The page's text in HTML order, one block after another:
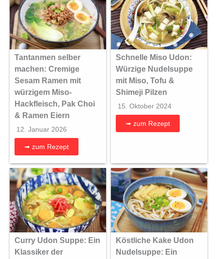
Tantanmen selber
machen: Cremige
Sesam Ramen mit
würzigem Miso-
Hackfleisch, Pak Choi
& Ramen Eiern
12. Januar 2026
➟ zum Rezept
Schnelle Miso Udon:
Würzige Nudelsuppe
mit Miso, Tofu &
Shimeji Pilzen
15. Oktober 2024
➟ zum Rezept
Curry Udon Suppe: Ein
Klassiker der
Köstliche Kake Udon
Nudelsuppe: Ein